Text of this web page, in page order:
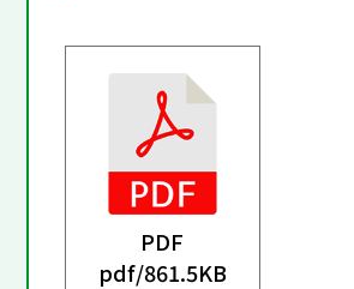
PDF
pdf/861.5KB